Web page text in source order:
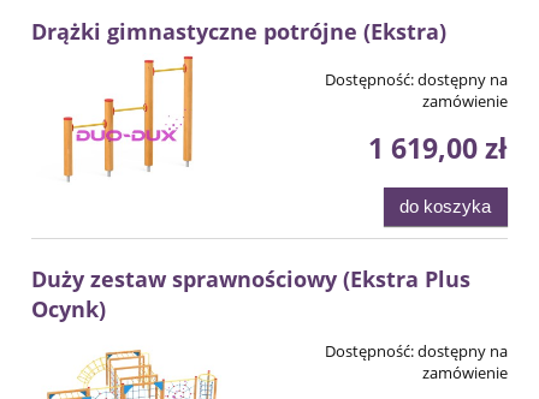
Drążki gimnastyczne potrójne (Ekstra)
Dostępność:dostępny na
zamówienie
1 619,00 zł
do koszyka
Duży zestaw sprawnościowy (Ekstra Plus
Ocynk)
Dostępność:dostępny na
zamówienie